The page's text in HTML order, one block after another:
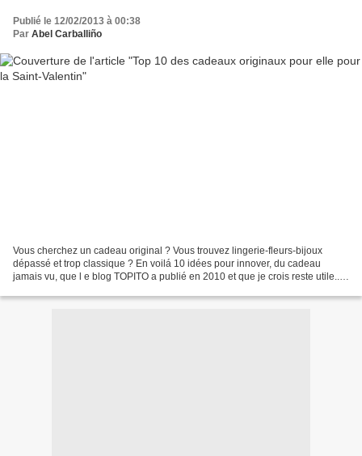
Publié le 12/02/2013 à 00:38
Par Abel Carballiño
Vous cherchez un cadeau original ? Vous trouvez lingerie-fleurs-bijoux
dépassé et trop classique ? En voilá 10 idées pour innover, du cadeau
jamais vu, que l e blog TOPITO a publié en 2010 et que je crois reste utile...